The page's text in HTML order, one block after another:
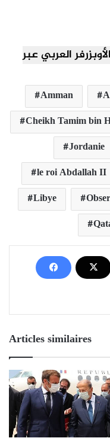
Amman
Cheikh Tamim bin
Jordanie
le roi Abdallah II
Libye
Articles similaires